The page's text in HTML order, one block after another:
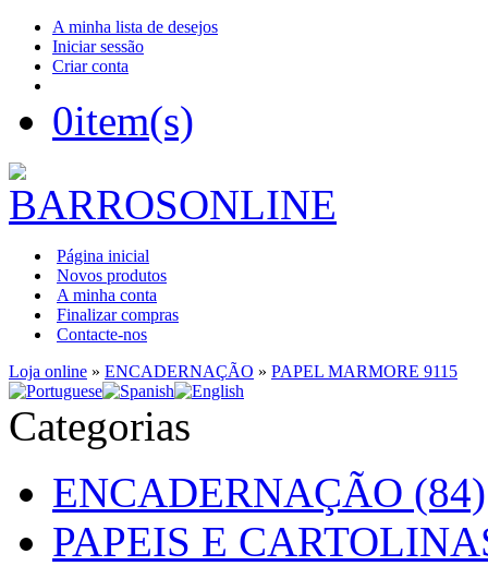
A minha lista de desejos
Iniciar sessão
Criar conta
0item(s)
Página inicial
Novos produtos
A minha conta
Finalizar compras
Contacte-nos
Loja online » ENCADERNAÇÃO » PAPEL MARMORE 9115
Categorias
ENCADERNAÇÃO (84)
PAPEIS E